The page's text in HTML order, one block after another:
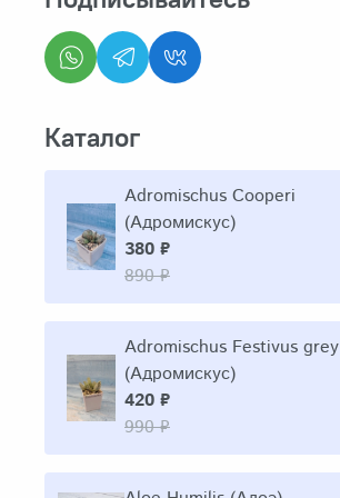
Каталог
Adromischus Cooperi
(Адромискус)
380 ₽
890 ₽
Adromischus Festivus grey
(Адромискус)
420 ₽
990 ₽